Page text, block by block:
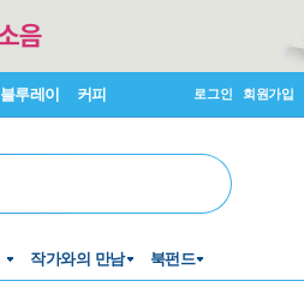
블루레이 커피 로그인 회원가입
작가와의 만남 북펀드